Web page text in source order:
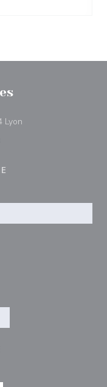
Lyon((apre una nuova
una nuova
((apre una nuova